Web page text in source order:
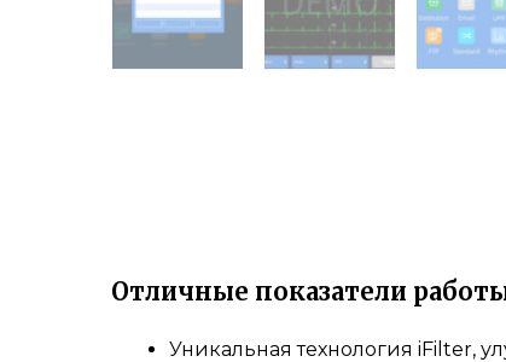
Отличные показатели
Уникальная технология iFilter,